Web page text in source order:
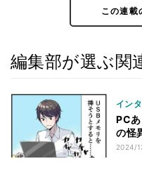
この連載
編集部が選ぶ関
イン
PC
の怪
2024/